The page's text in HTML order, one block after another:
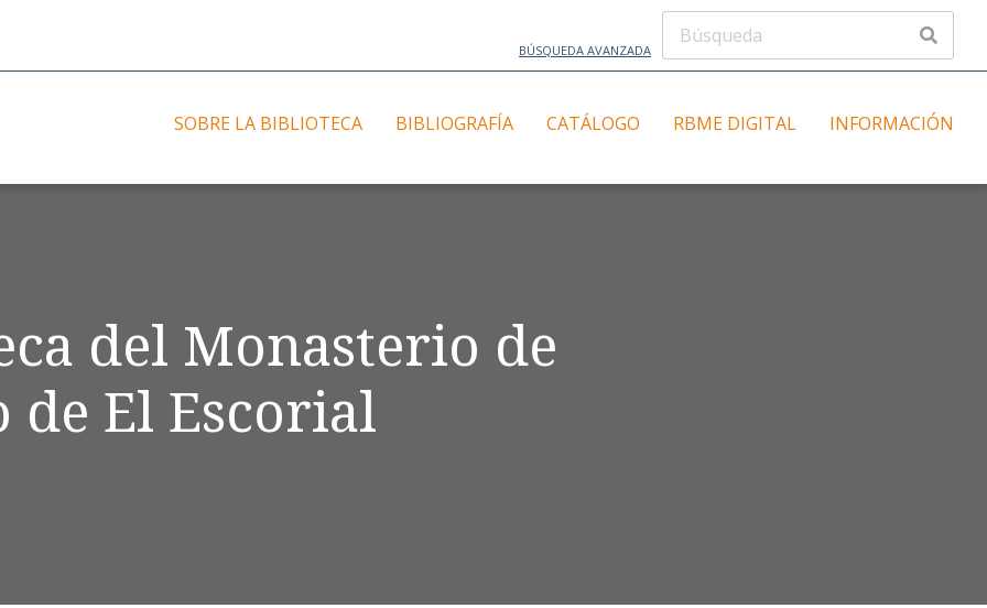
BÚSQUEDA AVANZADA
SOBRE LA BIBLIOTECA BIBLIOGRAFÍA CATÁLOGO RBME DIGITAL INFORMACIÓN
del Monasterio de
de El Escorial